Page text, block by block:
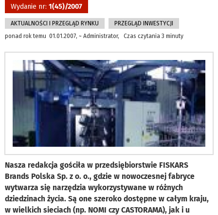
Wydanie nr: 1(45)/2007
AKTUALNOŚCI I PRZEGLĄD RYNKU
PRZEGLĄD INWESTYCJI
ponad rok temu 01.01.2007, ~ Administrator, Czas czytania 3 minuty
Nasza redakcja gościła w przedsiębiorstwie FISKARS
Brands Polska Sp. z o. o., gdzie w nowoczesnej fabryce
wytwarza się narzędzia wykorzystywane w różnych
dziedzinach życia. Są one szeroko dostępne w całym kraju,
w wielkich sieciach (np. NOMI czy CASTORAMA), jak i u